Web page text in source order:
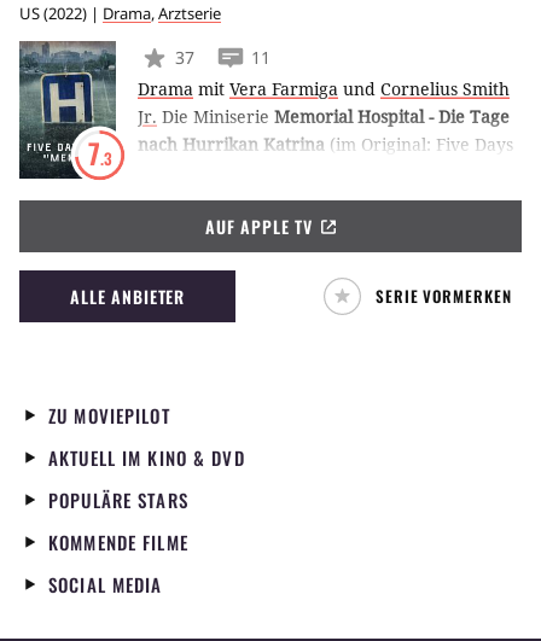
US(2022) | Drama,Arztserie
7.3
37
11
Drama mit Vera Farmiga und Cornelius Smith
Jr. Die Miniserie Memorial Hospital - Die Tage
nach Hurrikan Katrina (im Original: Five Days
wahren Begebenheiten vom Alltag in einem
Krankenhaus kurz nach der Hurricane-
Katrina-Katastrophe in New Orleans.
AUF APPLE TV
ALLE ANBIETER SERIE VORMERKEN
ZU MOVIEPILOT
AKTUELL IM KINO & DVD
POPULÄRE STARS
KOMMENDE FILME
SOCIAL MEDIA